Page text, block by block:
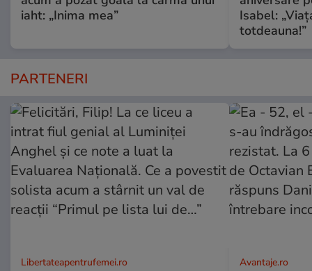
iaht: „Inima mea”
Isabel:
totdeauna!”
PARTENERI
Libertateapentrufemei.ro Avantaje.ro